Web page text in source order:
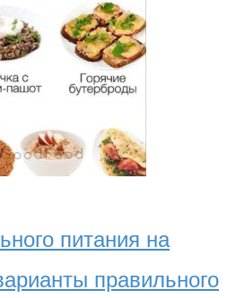
питания на
правильного